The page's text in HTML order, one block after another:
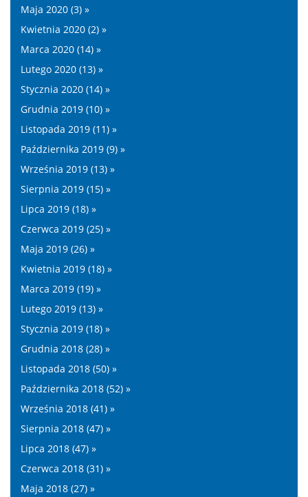
Maja 2020 (3) »
Kwietnia 2020 (2) »
Marca 2020 (14) »
Lutego 2020 (13) »
Stycznia 2020 (14) »
Grudnia 2019 (10) »
Listopada 2019 (11) »
Października 2019 (9) »
Września 2019 (13) »
Sierpnia 2019 (15) »
Lipca 2019 (18) »
Czerwca 2019 (25) »
Maja 2019 (26) »
Kwietnia 2019 (18) »
Marca 2019 (19) »
Lutego 2019 (13) »
Stycznia 2019 (18) »
Grudnia 2018 (28) »
Listopada 2018 (50) »
Października 2018 (52) »
Września 2018 (41) »
Sierpnia 2018 (47) »
Lipca 2018 (47) »
Czerwca 2018 (31) »
Maja 2018 (27) »